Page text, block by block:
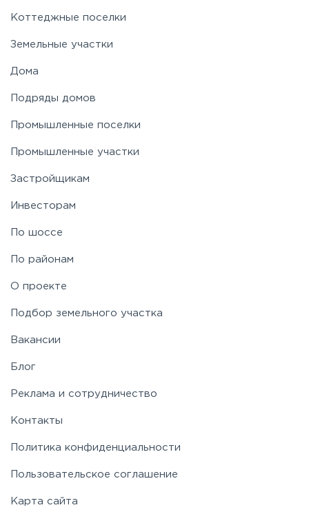
Новорязанское
Пятницкое
Рублево-Успенское
Ярославское
Коттеджные поселки
Земельные участки
Дома
Подряды домов
Промышленные поселки
Промышленные участки
Застройщикам
Инвесторам
По шоссе
По районам
О проекте
Подбор земельного участка
Вакансии
Блог
Реклама и сотрудничество
Контакты
Политика конфиденциальности
Пользовательское соглашение
Карта сайта